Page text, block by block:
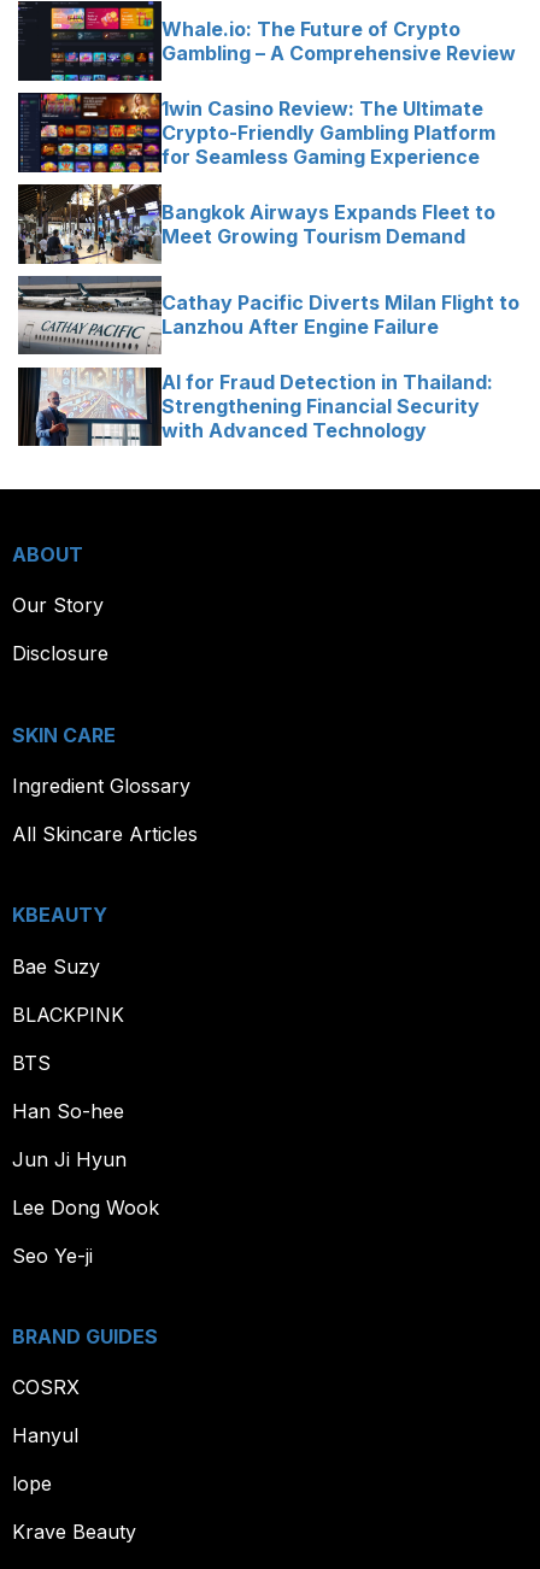
Whale.io: The Future of Crypto
Gambling – A Comprehensive Review
1win Casino Review: The Ultimate
Crypto-Friendly Gambling Platform
for Seamless Gaming Experience
Bangkok Airways Expands Fleet to
Meet Growing Tourism Demand
Cathay Pacific Diverts Milan Flight to
Lanzhou After Engine Failure
AI for Fraud Detection in Thailand:
Strengthening Financial Security
with Advanced Technology
ABOUT
Our Story
Disclosure
SKIN CARE
Ingredient Glossary
All Skincare Articles
KBEAUTY
Bae Suzy
BLACKPINK
BTS
Han So-hee
Jun Ji Hyun
Lee Dong Wook
Seo Ye-ji
BRAND GUIDES
COSRX
Hanyul
lope
Krave Beauty